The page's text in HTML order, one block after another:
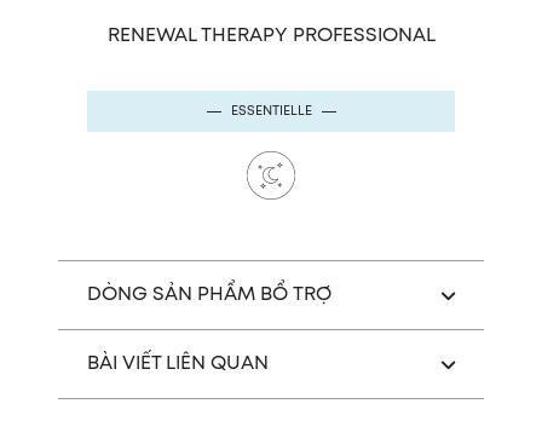
RENEWAL THERAPY PROFESSIONAL
ESSENTIELLE
DÒNG SẢN PHẨM BỔ TRỢ
BÀI VIẾT LIÊN QUAN